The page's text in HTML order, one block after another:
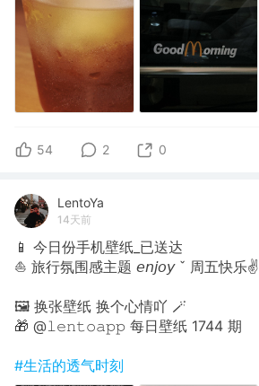
54 2 0
LentoYa
14天前
📱 今日份手机壁纸_已送达
⛵️ 旅行氛围感主题 𝘦𝘯𝘫𝘰𝘺 ˇ 周五快乐✌
🖼 换张壁纸 换个心情吖 🪄
🎁 @𝚕𝚎𝚗𝚝𝚘𝚊𝚙𝚙 每日壁纸 1744 期
#生活的透气时刻